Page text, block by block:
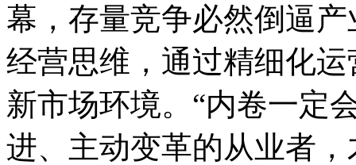
幕，存量竞争必然倒逼
经营思维，通过精细化
新市场环境。“内卷一定
进、主动变革的从业者